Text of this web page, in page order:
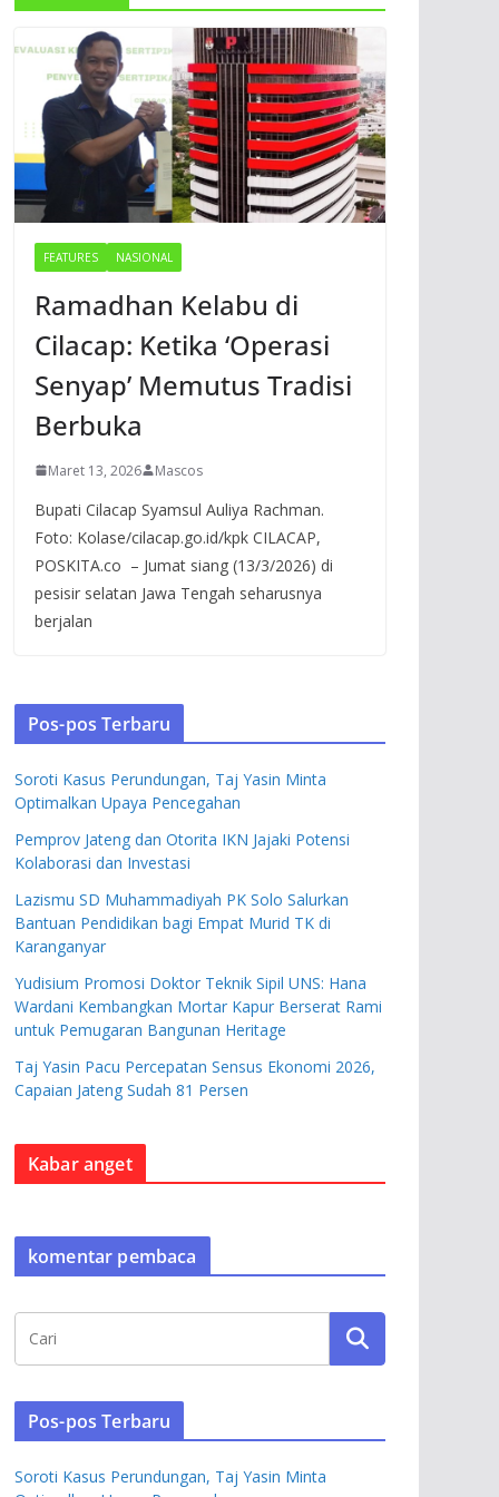
FEATURES NASIONAL
Ramadhan Kelabu di
Cilacap: Ketika ‘Operasi
Senyap’ Memutus Tradisi
Berbuka
Maret 13, 2026 Mascos
Bupati Cilacap Syamsul Auliya Rachman.
Foto: Kolase/cilacap.go.id/kpk CILACAP,
POSKITA.co – Jumat siang (13/3/2026) di
pesisir selatan Jawa Tengah seharusnya
berjalan
Pos-pos Terbaru
Soroti Kasus Perundungan, Taj Yasin Minta
Optimalkan Upaya Pencegahan
Pemprov Jateng dan Otorita IKN Jajaki Potensi
Kolaborasi dan Investasi
Lazismu SD Muhammadiyah PK Solo Salurkan
Bantuan Pendidikan bagi Empat Murid TK di
Karanganyar
Yudisium Promosi Doktor Teknik Sipil UNS: Hana
Wardani Kembangkan Mortar Kapur Berserat Rami
untuk Pemugaran Bangunan Heritage
Taj Yasin Pacu Percepatan Sensus Ekonomi 2026,
Capaian Jateng Sudah 81 Persen
Kabar anget
komentar pembaca
Pos-pos Terbaru
Soroti Kasus Perundungan, Taj Yasin Minta